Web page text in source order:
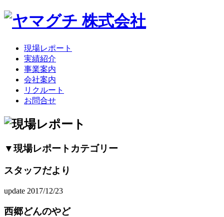
現場レポート
実績紹介
事業案内
会社案内
リクルート
お問合せ
▼現場レポートカテゴリー
スタッフだより
update 2017/12/23
西郷どんのやど